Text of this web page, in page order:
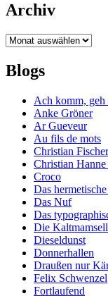
Archiv
Archiv
Blogs
Ach komm, geh
Anke Gröner
Ar Gueveur
Au fils de mots
Christian Fischer
Christian
Croco
Das
Das Nuf
Das
Die Kaltmamsell
Dieseldunst
Donnerhallen
Draußen nur
Felix Schwenzel
Fortlaufend